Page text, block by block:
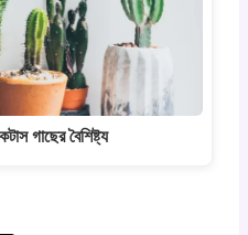
গাছের বৈশিষ্ট্য